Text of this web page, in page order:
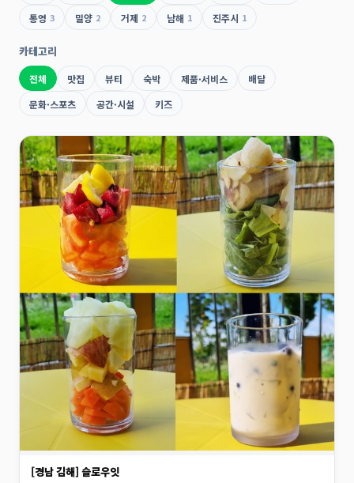
통영 3 밀양 2 거제 2 남해 1 진주시 1
카테고리
전체 맛집 뷰티 숙박 제품·서비스
배달
문화·스포츠
공간·시설 키즈
[경남 김해] 슬로우잇